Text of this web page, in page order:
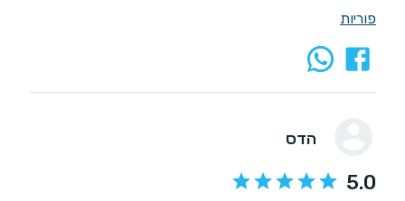
פוריות
הדס
5.0